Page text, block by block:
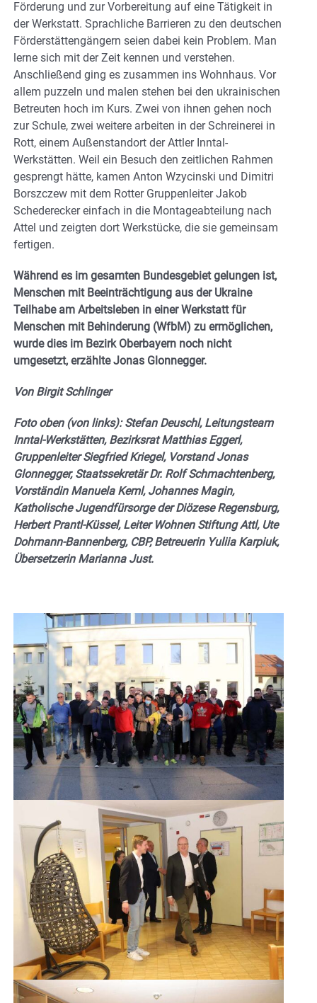
Förderung und zur Vorbereitung auf eine Tätigkeit in
der Werkstatt. Sprachliche Barrieren zu den deutschen
Förderstättengängern seien dabei kein Problem. Man
lerne sich mit der Zeit kennen und verstehen.
Anschließend ging es zusammen ins Wohnhaus. Vor
allem puzzeln und malen stehen bei den ukrainischen
Betreuten hoch im Kurs. Zwei von ihnen gehen noch
zur Schule, zwei weitere arbeiten in der Schreinerei in
Rott, einem Außenstandort der Attler Inntal-
Werkstätten. Weil ein Besuch den zeitlichen Rahmen
gesprengt hätte, kamen Anton Wzycinski und Dimitri
Borszczew mit dem Rotter Gruppenleiter Jakob
Schederecker einfach in die Montageabteilung nach
Attel und zeigten dort Werkstücke, die sie gemeinsam
fertigen.
Während es im gesamten Bundesgebiet gelungen ist,
Menschen mit Beeinträchtigung aus der Ukraine
Teilhabe am Arbeitsleben in einer Werkstatt für
Menschen mit Behinderung (WfbM) zu ermöglichen,
wurde dies im Bezirk Oberbayern noch nicht
umgesetzt, erzählte Jonas Glonnegger.
Von Birgit Schlinger
Foto oben (von links): Stefan Deuschl, Leitungsteam
Inntal-Werkstätten, Bezirksrat Matthias Eggerl,
Gruppenleiter Siegfried Kriegel, Vorstand Jonas
Glonnegger, Staatssekretär Dr. Rolf Schmachtenberg,
Vorständin Manuela Keml, Johannes Magin,
Katholische Jugendfürsorge der Diözese Regensburg,
Herbert Prantl-Küssel, Leiter Wohnen Stiftung Attl, Ute
Dohmann-Bannenberg, CBP, Betreuerin Yuliia Karpiuk,
Übersetzerin Marianna Just.